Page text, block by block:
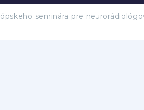
seminára pre